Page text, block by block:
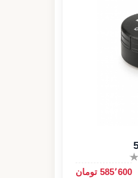
585٬600 تومان